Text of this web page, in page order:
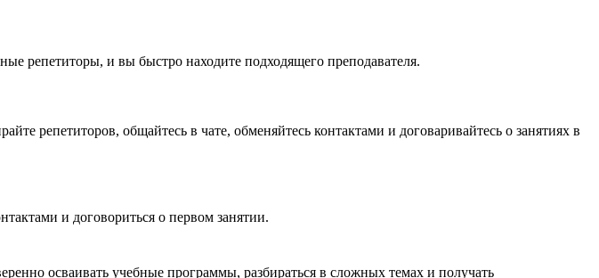
репетиторы, и вы быстро находите подходящего преподавателя.
репетиторов, общайтесь в чате, обменяйтесь контактами и договаривайтесь о занятиях в
и договориться о первом занятии.
осваивать учебные программы, разбираться в сложных темах и получать